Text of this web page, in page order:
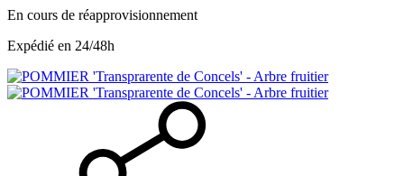
En cours de réapprovisionnement
Expédié en 24/48h